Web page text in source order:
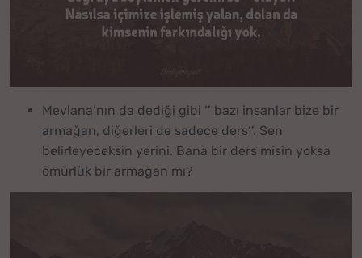
Mevlana’nın da dediği gibi ‘’ bazı insanlar bize bir
armağan, diğerleri de sadece ders’’. Sen
belirleyeceksin yerini. Bana bir ders misin yoksa
ömürlük bir armağan mı?